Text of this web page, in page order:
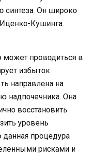
синтеза. Он широко
Иценко-Кушинга.
может проводиться в
избыток
направлена на
надпочечника. Она
восстановить
уровень
данная процедура
рисками и